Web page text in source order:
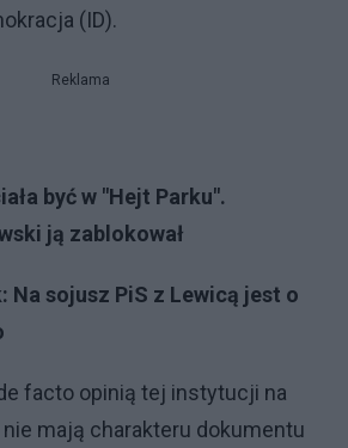
(ID).
Reklama
być w "Hejt Parku".
ją zablokował
Na sojusz PiS z Lewicą jest o
facto opinią tej instytucji na
mają charakteru dokumentu